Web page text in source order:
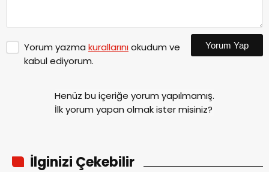
Yorum yazma kurallarınıokudum ve
kabul ediyorum.
Yorum Yap
Henüz bu içeriğe yorum yapılmamış.
İlk yorum yapan olmak ister misiniz?
İlginizi Çekebilir